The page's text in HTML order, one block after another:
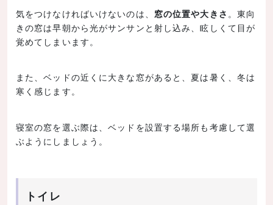
気をつけなければいけないのは、 窓の位置や大きさ 。東向
きの窓は早朝から光がサンサンと射し込み、眩しくて目が
覚めてしまいます。
また、ベッドの近くに大きな窓があると、夏は暑く、冬は
寒く感じます。
寝室の窓を選ぶ際は、ベッドを設置する場所も考慮して選
ぶようにしましょう。
トイレ